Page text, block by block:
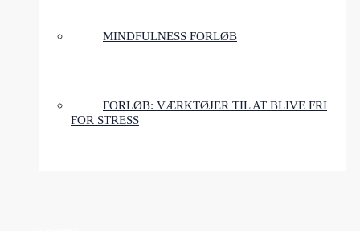
MINDFULNESS FORLØB
FORLØB: VÆRKTØJER TIL AT BLIVE FRI
FOR STRESS